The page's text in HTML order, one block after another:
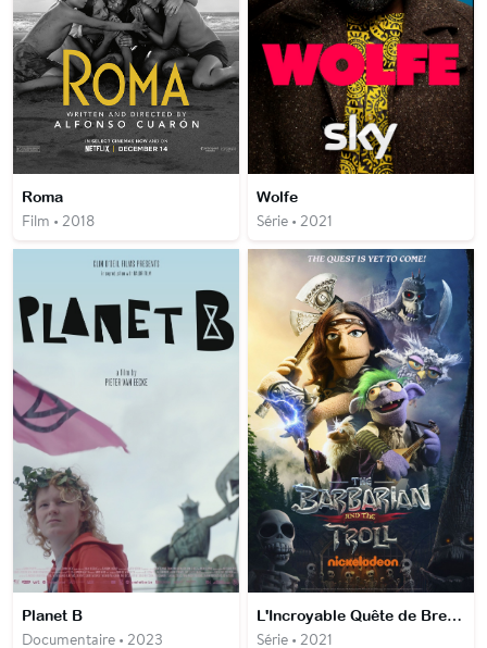
Roma
Film • 2018
Wolfe
Série • 2021
Planet B
Documentaire • 2023
L'Incroyable Quête de Brendar et Evan
Série • 2021